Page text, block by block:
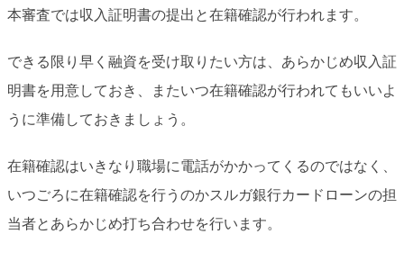
本審査では収入証明書の提出と在籍確認が行われます。
できる限り早く融資を受け取りたい方は、あらかじめ収入証
明書を用意しておき、またいつ在籍確認が行われてもいいよ
うに準備しておきましょう。
在籍確認はいきなり職場に電話がかかってくるのではなく、
いつごろに在籍確認を行うのかスルガ銀行カードローンの担
当者とあらかじめ打ち合わせを行います。